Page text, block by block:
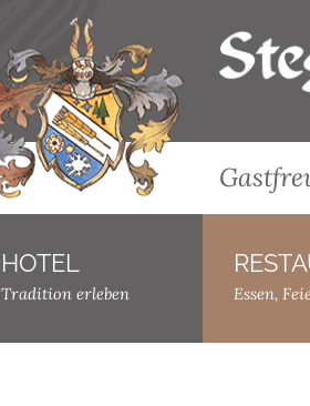
HOTEL
Tradition erleben Essen,